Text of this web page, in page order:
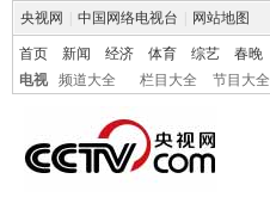
央视网 中国网络电视台 网站地图
首页 新闻 经济 体育 综艺 春晚
电视
频道大全 栏目大全 节目大全